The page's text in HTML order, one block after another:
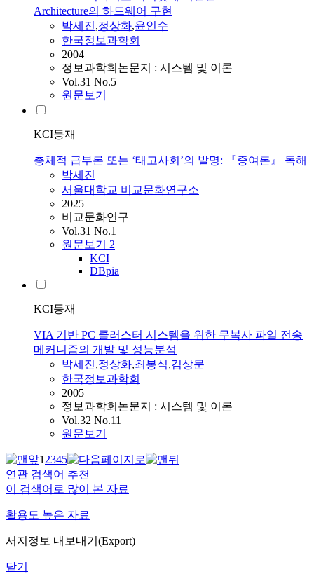
Architecture의 하드웨어 구현
박세진,정상화,윤인수
한국정보과학회
2004
정보과학회논문지 : 시스템 및 이론
Vol.31 No.5
원문보기
KCI등재
총체적 급부론 또는 ‘태고사회’의 발명: 『증여론』 독해
박세진
서울대학교 비교문화연구소
2025
비교문화연구
Vol.31 No.1
원문보기 2
KCI
DBpia
KCI등재
VIA 기반 PC 클러스터 시스템을 위한 무복사 파일 전송
메커니즘의 개발 및 성능분석
박세진,정상화,최봉식,김상문
한국정보과학회
2005
정보과학회논문지 : 시스템 및 이론
Vol.32 No.11
원문보기
12345
연관 검색어 추천
이 검색어로 많이 본 자료
활용도 높은 자료
서지정보 내보내기(Export)
닫기